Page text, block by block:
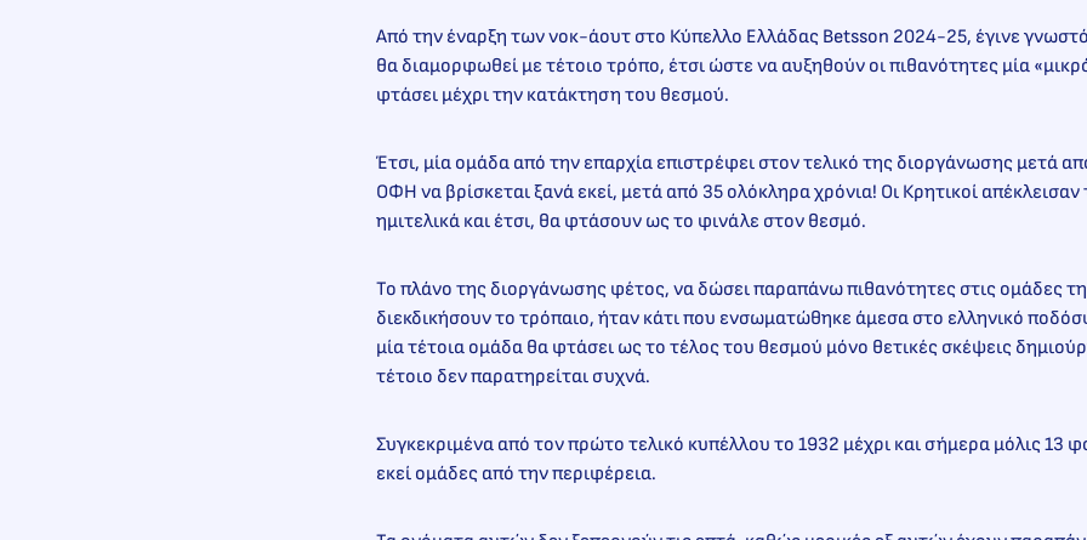
Από την έναρξη των νοκ-άουτ στο Κύπελλο Ελλάδας Betsson 2024-25, έγινε
θα διαμορφωθεί με τέτοιο τρόπο, έτσι ώστε να αυξηθούν οι πιθανότητες μία
φτάσει μέχρι την κατάκτηση του θεσμού.
Έτσι, μία ομάδα από την επαρχία επιστρέφει στον τελικό της διοργάνωσης μετά
ΟΦΗ να βρίσκεται ξανά εκεί, μετά από 35 ολόκληρα χρόνια! Οι Κρητικοί
ημιτελικά και έτσι, θα φτάσουν ως το φινάλε στον θεσμό.
Το πλάνο της διοργάνωσης φέτος, να δώσει παραπάνω πιθανότητες στις ομάδες
διεκδικήσουν το τρόπαιο, ήταν κάτι που ενσωματώθηκε άμεσα στο ελληνικό
μία τέτοια ομάδα θα φτάσει ως το τέλος του θεσμού μόνο θετικές σκέψεις
τέτοιο δεν παρατηρείται συχνά.
Συγκεκριμένα από τον πρώτο τελικό κυπέλλου το 1932 μέχρι και σήμερα μόλις 13
εκεί ομάδες από την περιφέρεια.